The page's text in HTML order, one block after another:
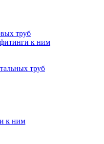
труб
к ним
труб
к ним